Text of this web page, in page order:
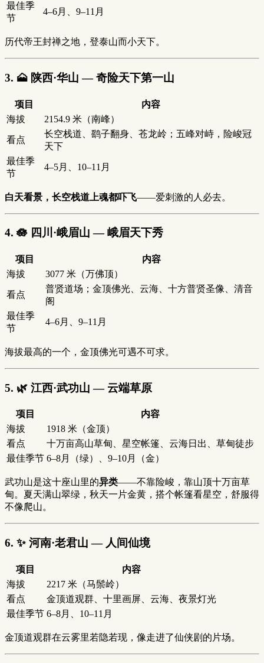
最佳季
节
4–6月、9–11月
历代帝王封禅之地，登泰山而小天下。
3. 🗻 陕西·华山 — 奇险天下第一山
项目
内容
海拔
2154.9 米（南峰）
看点
长空栈道、鹞子翻身、苍龙岭；五峰对峙，险峻冠
天下
最佳季
节
4–5月、10–11月
白天看景，长空栈道上魂都吓飞——爱刺激的人必去。
4. 🪷 四川·峨眉山 — 峨眉天下秀
项目
内容
海拔
3077 米（万佛顶）
看点
普贤道场；金顶佛光、云海、十方普贤圣像、清音
阁
最佳季
节
4–6月、9–11月
海拔最高的一个，金顶佛光可遇不可求。
5. 🌿 江西·武功山 — 云端草原
项目
内容
海拔
1918 米（金顶）
看点
十万亩高山草甸、星空帐篷、云海日出、草甸徒步
最佳季节 6–8月（绿）、9–10月（金）
武功山是这十座山里的异类——不靠险峻，靠山顶十万亩草
甸。夏天满山翠绿，秋天一片金黄，搭个帐篷看星空，舒服得
不像爬山。
6. ✨ 河南·老君山 — 人间仙境
项目
内容
海拔
2217 米（马鬃岭）
看点
金顶道观群、十里画屏、云海、夜景灯光
最佳季节 6–8月、10–11月
金顶道观群在云雾里若隐若现，像走进了仙侠剧的片场。